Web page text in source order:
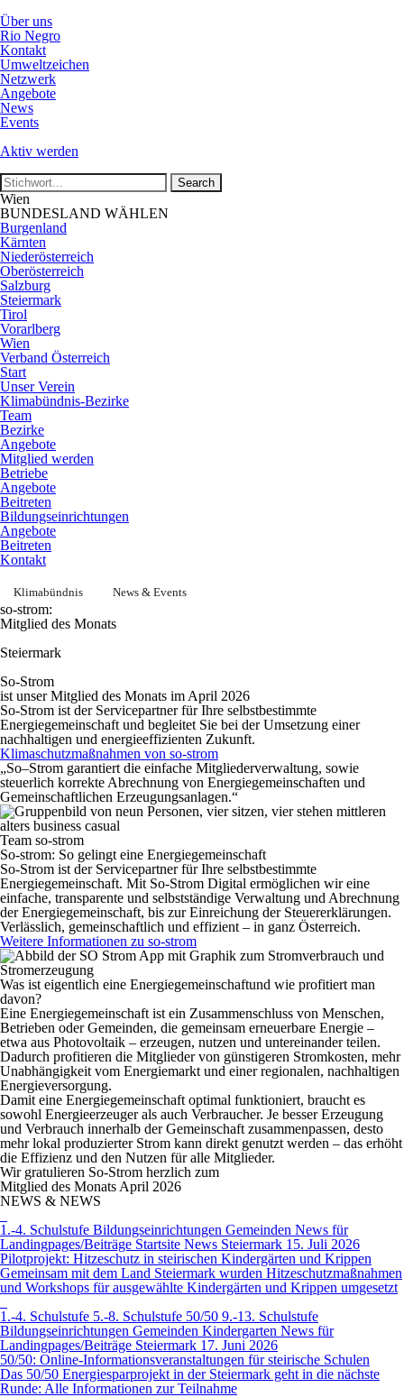
Über uns
Rio Negro
Kontakt
Umweltzeichen
Netzwerk
Angebote
News
Events
Aktiv werden
Wien
BUNDESLAND WÄHLEN
Burgenland
Kärnten
Niederösterreich
Oberösterreich
Salzburg
Steiermark
Tirol
Vorarlberg
Wien
Verband Österreich
Start
Unser Verein
Klimabündnis-Bezirke
Team
Bezirke
Angebote
Mitglied werden
Betriebe
Angebote
Beitreten
Bildungseinrichtungen
Angebote
Beitreten
Kontakt
Klimabündnis News & Events
so-strom:
Mitglied des Monats
Steiermark
So-Strom
ist unser Mitglied des Monats im April 2026
So-Strom ist der Servicepartner für Ihre selbstbestimmte
Energiegemeinschaft und begleitet Sie bei der Umsetzung einer
nachhaltigen und energieeffizienten Zukunft.
Klimaschutzmaßnahmen von so-strom
„So–Strom garantiert die einfache Mitgliederverwaltung, sowie
steuerlich korrekte Abrechnung von Energiegemeinschaften und
Gemeinschaftlichen Erzeugungsanlagen.“
Team so-strom
So-strom: So gelingt eine Energiegemeinschaft
So-Strom ist der Servicepartner für Ihre selbstbestimmte
Energiegemeinschaft. Mit So-Strom Digital ermöglichen wir eine
einfache, transparente und selbstständige Verwaltung und Abrechnung
der Energiegemeinschaft, bis zur Einreichung der Steuererklärungen.
Verlässlich, gemeinschaftlich und effizient – in ganz Österreich.
Weitere Informationen zu so-strom
Was ist eigentlich eine Energiegemeinschaftund wie profitiert man
davon?
Eine Energiegemeinschaft ist ein Zusammenschluss von Menschen,
Betrieben oder Gemeinden, die gemeinsam erneuerbare Energie –
etwa aus Photovoltaik – erzeugen, nutzen und untereinander teilen.
Dadurch profitieren die Mitglieder von günstigeren Stromkosten, mehr
Unabhängigkeit vom Energiemarkt und einer regionalen, nachhaltigen
Energieversorgung.
Damit eine Energiegemeinschaft optimal funktioniert, braucht es
sowohl Energieerzeuger als auch Verbraucher. Je besser Erzeugung
und Verbrauch innerhalb der Gemeinschaft zusammenpassen, desto
mehr lokal produzierter Strom kann direkt genutzt werden – das erhöht
die Effizienz und den Nutzen für alle Mitglieder.
Wir gratulieren So-Strom herzlich zum
Mitglied des Monats April 2026
NEWS & NEWS
1.-4. Schulstufe Bildungseinrichtungen Gemeinden News für
Landingpages/Beiträge Startsite News Steiermark 15. Juli 2026
Pilotprojekt: Hitzeschutz in steirischen Kindergärten und Krippen
Gemeinsam mit dem Land Steiermark wurden Hitzeschutzmaßnahmen
und Workshops für ausgewählte Kindergärten und Krippen umgesetzt
1.-4. Schulstufe 5.-8. Schulstufe 50/50 9.-13. Schulstufe
Bildungseinrichtungen Gemeinden Kindergarten News für
Landingpages/Beiträge Steiermark 17. Juni 2026
50/50: Online-Informationsveranstaltungen für steirische Schulen
Das 50/50 Energiesparprojekt in der Steiermark geht in die nächste
Runde: Alle Informationen zur Teilnahme